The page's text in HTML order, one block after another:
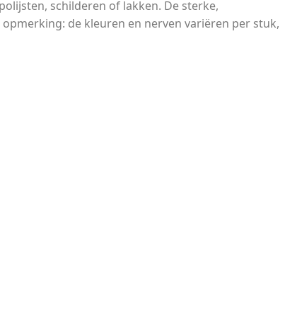
schilderen of lakken. De sterke,
de kleuren en nerven variëren per stuk,